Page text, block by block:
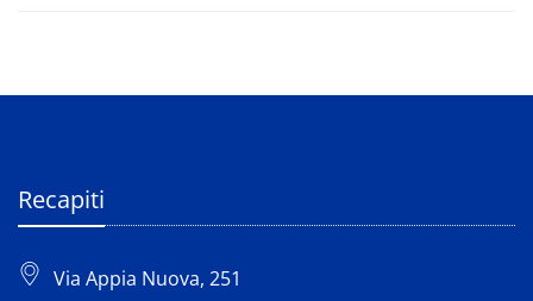
Recapiti
Via Appia Nuova, 251